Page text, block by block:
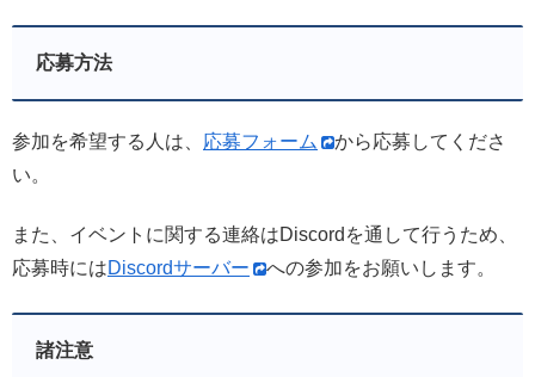
応募方法
参加を希望する人は、 応募フォーム
から応募してくださ
い。
また、イベントに関する連絡はDiscordを通して行うため、
応募時にはDiscordサーバー への参加をお願いします。
諸注意